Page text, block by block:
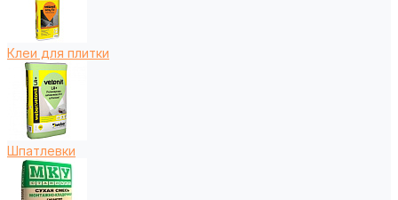
Клеи для плитки
Шпатлевки